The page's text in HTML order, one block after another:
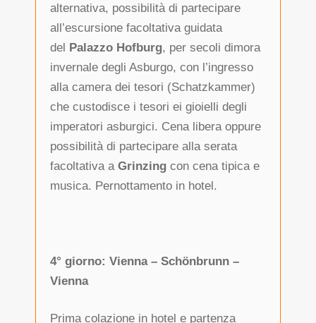
alternativa, possibilità di partecipare
all’escursione facoltativa guidata
del Palazzo Hofburg, per secoli dimora
invernale degli Asburgo, con l’ingresso
alla camera dei tesori (Schatzkammer)
che custodisce i tesori ei gioielli degli
imperatori asburgici. Cena libera oppure
possibilità di partecipare alla serata
facoltativa a Grinzing con cena tipica e
musica. Pernottamento in hotel.
4° giorno: Vienna – Schönbrunn –
Vienna
Prima colazione in hotel e partenza